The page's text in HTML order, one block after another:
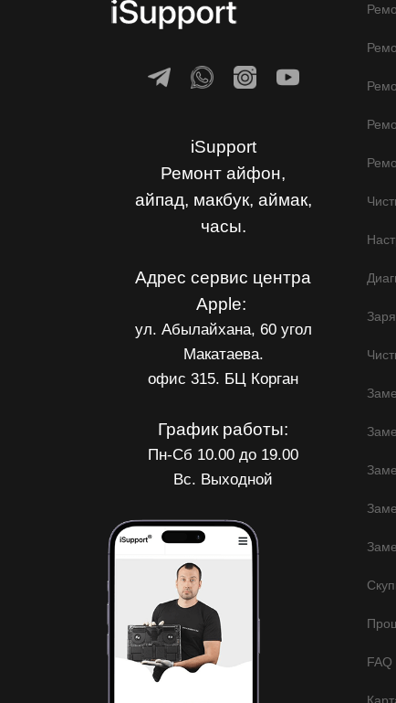
iSupport
Ремонт айфон,
айпад, макбук, аймак,
часы.
Адрес сервис центра
Apple:
ул. Абылайхана, 60 угол
Макатаева.
офис 315. БЦ Корган
График работы:
Пн-Сб 10.00 до 19.00
Вс. Выходной
FAQ